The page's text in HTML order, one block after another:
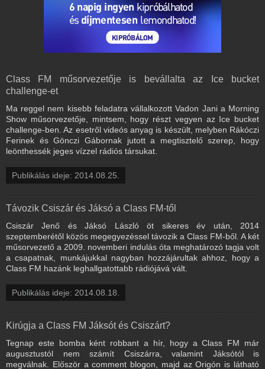
Class FM műsorvezetője is bevállalta az Ice bucket
challenge-et
Ma reggel nem kisebb feladatra vállalkozott Vadon Jani a Morning
Show műsorvezetője, mintsem, hogy részt vegyen az Ice bucket
challenge-ben. Az esetről videós anyag is készült, melyben Rákóczi
Ferinek és Gönczi Gábornak jutott a megtisztelő szerep, hogy
leönthessék jeges vízzel rádiós társukat.
Publikálás ideje: 2014.08.25.
Távozik Csiszár és Jáksó a Class FM-től
Csiszár Jenő és Jáksó László öt sikeres év után, 2014
szeptemberétől közös megegyezéssel távozik a Class FM-ből. A két
műsorvezető a 2009. novemberi indulás óta meghatározó tagja volt
a csapatnak, munkájukkal nagyban hozzájárultak ahhoz, hogy a
Class FM hazánk leghallgatottabb rádiójává vált.
Publikálás ideje: 2014.08.18.
Kirúgja a Class FM Jáksót és Csiszárt?
Tegnap este bomba ként robbant a hír, hogy a Class FM már
augusztustól nem számít Csiszárra, valamint Jáksótól is
megválnak. Először a comment blogon, majd az Origón is látható